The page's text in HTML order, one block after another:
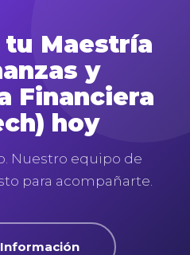
tu Maestría
y
Financiera
hoy
Nuestro equipo de
para acompañarte.